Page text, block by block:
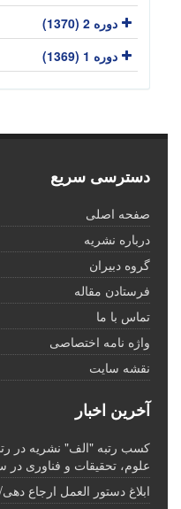
دوره 2 (1370)
دوره 1 (1369)
دسترسی سریع
صفحه اصلی
درباره نشریه
گروه دبیران
فرستادن مقاله
تماس با ما
واژه نامه اختصاصی
نقشه سایت
آخرین اخبار
کسب رتبه "الف" نشریه در
علوم، تحقیقات و فناوری در سال
ابلاغ دستور العمل ارجاع دهی/